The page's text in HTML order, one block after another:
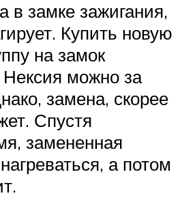
в замке зажигания,
Купить новую
на замок
можно за
замена, скорее
Спустя
замененная
а потом